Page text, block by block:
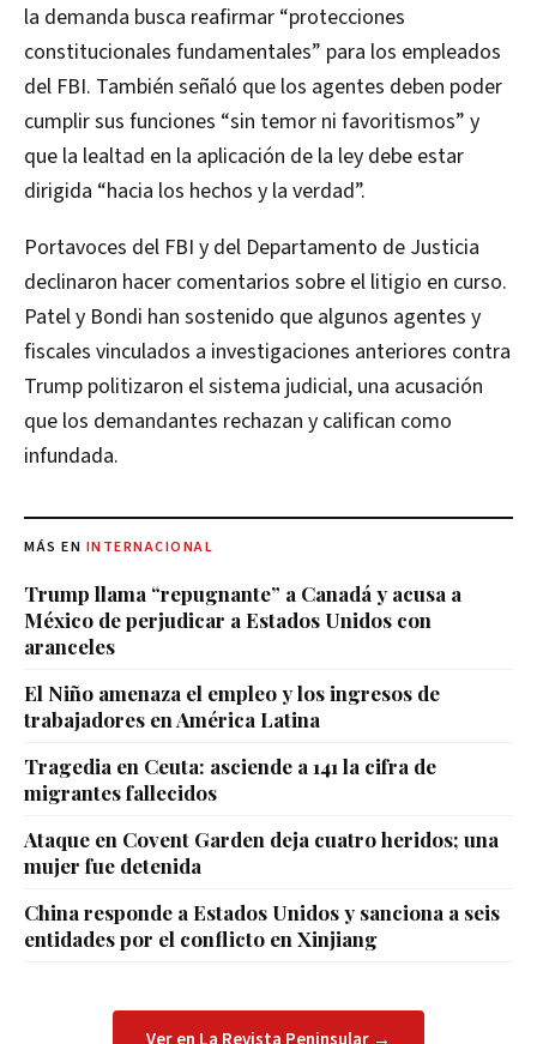
la demanda busca reafirmar “protecciones
constitucionales fundamentales” para los empleados
del FBI. También señaló que los agentes deben poder
cumplir sus funciones “sin temor ni favoritismos” y
que la lealtad en la aplicación de la ley debe estar
dirigida “hacia los hechos y la verdad”.
Portavoces del FBI y del Departamento de Justicia
declinaron hacer comentarios sobre el litigio en curso.
Patel y Bondi han sostenido que algunos agentes y
fiscales vinculados a investigaciones anteriores contra
Trump politizaron el sistema judicial, una acusación
que los demandantes rechazan y califican como
infundada.
MÁS EN INTERNACIONAL
Trump llama “repugnante” a Canadá y acusa a
México de perjudicar a Estados Unidos con
aranceles
El Niño amenaza el empleo y los ingresos de
trabajadores en América Latina
Tragedia en Ceuta: asciende a 141 la cifra de
migrantes fallecidos
Ataque en Covent Garden deja cuatro heridos; una
mujer fue detenida
China responde a Estados Unidos y sanciona a seis
entidades por el conflicto en Xinjiang